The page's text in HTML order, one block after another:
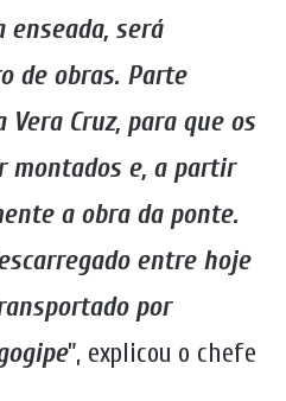
enseada, será
de obras. Parte
Cruz, para que os
montados e, a partir
a obra da ponte.
entre hoje
por
”, explicou o chefe